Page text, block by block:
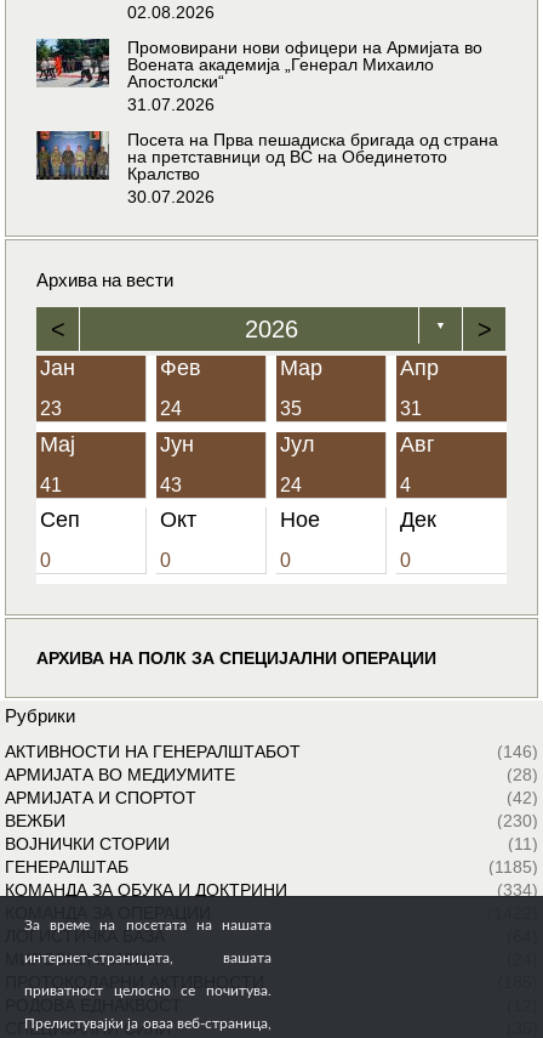
02.08.2026
Промовирани нови офицери на Армијата во
Воената академија „Генерал Михаило
Апостолски“
31.07.2026
Посета на Прва пешадиска бригада од страна
на претставници од ВС на Обединетото
Кралство
30.07.2026
Архива на вести
< 2026 ▼ >
Јан
23
Фев
24
Мар
35
Апр
31
Мај
41
Јун
43
Јул
24
Авг
4
Сеп
0
Окт
0
Ное
0
Дек
0
АРХИВА НА ПОЛК ЗА СПЕЦИЈАЛНИ ОПЕРАЦИИ
Рубрики
АКТИВНОСТИ НА ГЕНЕРАЛШТАБОТ
(146)
АРМИЈАТА ВО МЕДИУМИТЕ
(28)
АРМИЈАТА И СПОРТОТ
(42)
ВЕЖБИ
(230)
ВОЈНИЧКИ СТОРИИ
(11)
ГЕНЕРАЛШТАБ
(1185)
КОМАНДА ЗА ОБУКА И ДОКТРИНИ
(334)
ЛОГИСТИЧКА БАЗА
МИРОВНИ МИСИИ
СПЕЦИЈАЛНИ СИЛИ
За време на посетата на нашата
интернет-страницата, вашата
приватност целосно се почитува.
Прелистувајќи ја оваа веб-страница,